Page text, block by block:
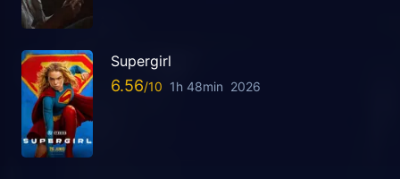
Supergirl
6.56 1h 48min 2026